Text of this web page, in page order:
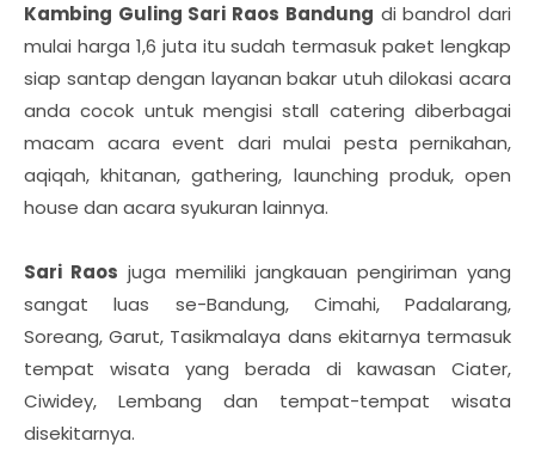
Kambing Guling Sari Raos Bandung di bandrol dari
mulai harga 1,6 juta itu sudah termasuk paket lengkap
siap santap dengan layanan bakar utuh dilokasi acara
anda cocok untuk mengisi stall catering diberbagai
macam acara event dari mulai pesta pernikahan,
aqiqah, khitanan, gathering, launching produk, open
house dan acara syukuran lainnya.
Sari Raos juga memiliki jangkauan pengiriman yang
sangat luas se-Bandung, Cimahi, Padalarang,
Soreang, Garut, Tasikmalaya dans ekitarnya termasuk
tempat wisata yang berada di kawasan Ciater,
Ciwidey, Lembang dan tempat-tempat wisata
disekitarnya.